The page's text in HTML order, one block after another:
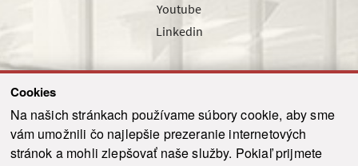
Cookies
Na našich stránkach používame súbory cookie, aby sme
vám umožnili čo najlepšie prezeranie internetových
stránok a mohli zlepšovať naše služby. Pokiaľ prijmete
Youtube
Linkedin